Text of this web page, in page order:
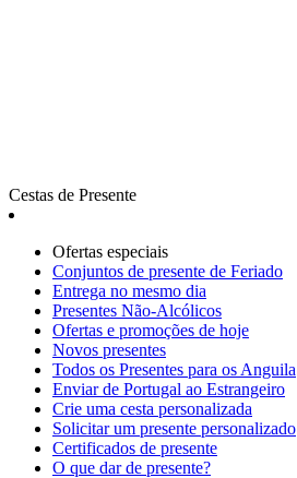
Cestas de Presente
Ofertas especiais
Сonjuntos de presente de Feriado
Entrega no mesmo dia
Presentes Não-Alcólicos
Ofertas e promoções de hoje
Novos presentes
Todos os Presentes para os Anguila
Enviar de Portugal ao Estrangeiro
Crie uma cesta personalizada
Solicitar um presente personalizado
Certificados de presente
O que dar de presente?